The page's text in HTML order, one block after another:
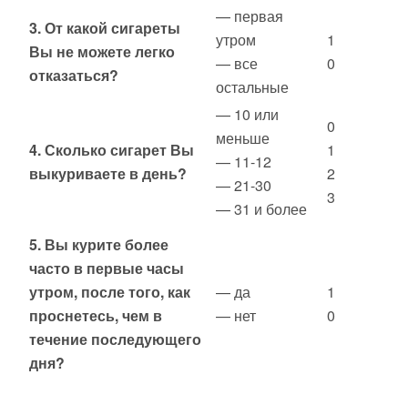
3. От какой сигареты
Вы не можете легко
отказаться?
— первая
утром
— все
остальные
1
0
4. Сколько сигарет Вы
выкуриваете в день?
— 10 или
меньше
— 11-12
— 21-30
— 31 и более
0
1
2
3
5. Вы курите более
часто в первые часы
утром, после того, как
проснетесь, чем в
течение последующего
дня?
— да
— нет
1
0